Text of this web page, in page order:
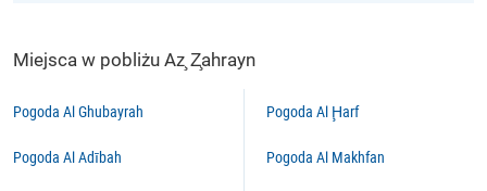
Miejsca w pobliżu Az̧ Z̧ahrayn
Pogoda Al Ghubayrah
Pogoda Al Adībah
Pogoda Al Ḩarf
Pogoda Al Makhfan